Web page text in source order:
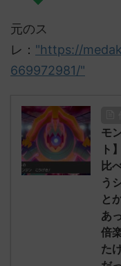
元のス
レ： "https://
669972981/"
モ
ト
比
う
と
あ
倍
た